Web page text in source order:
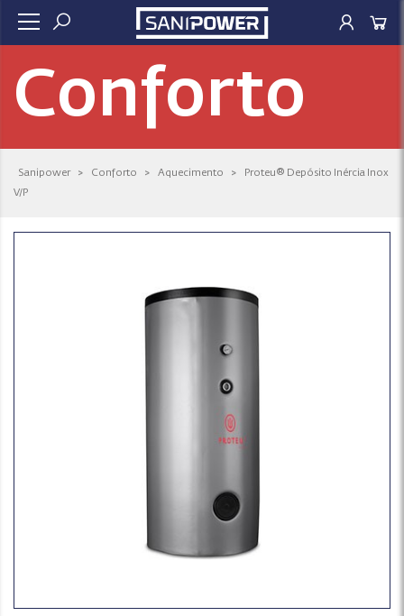
Conforto
Sanipower > Conforto > Aquecimento >
Proteu® Depósito Inércia Inox
V/P